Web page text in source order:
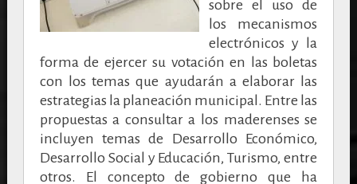
sobre el uso de
los mecanismos
electrónicos y la
forma de ejercer su votación en las boletas
con los temas que ayudarán a elaborar las
estrategias la planeación municipal. Entre las
propuestas a consultar a los maderenses se
incluyen temas de Desarrollo Económico,
Desarrollo Social y Educación, Turismo, entre
otros. El concepto de gobierno que ha